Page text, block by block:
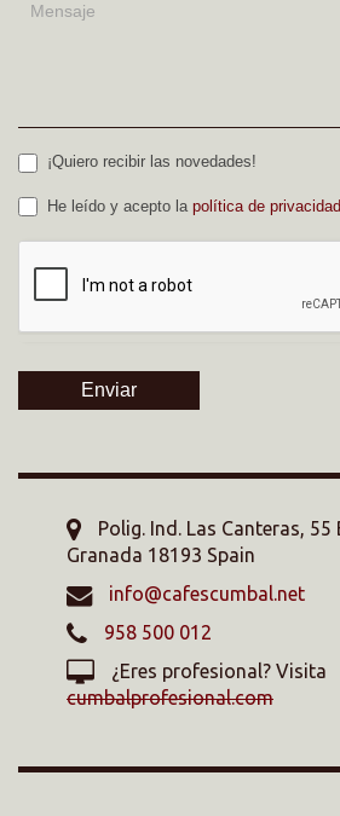
¡Quiero recibir las novedades!
He leído y acepto la política de privacidad
Enviar
Polig. Ind. Las Canteras, 55
Granada 18193 Spain
info@cafescumbal.net
958 500 012
¿Eres profesional? Visita
cumbalprofesional.com